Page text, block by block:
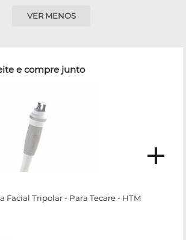
VER MENOS
e compre junto
Facial Tripolar - Para Tecare - HTM